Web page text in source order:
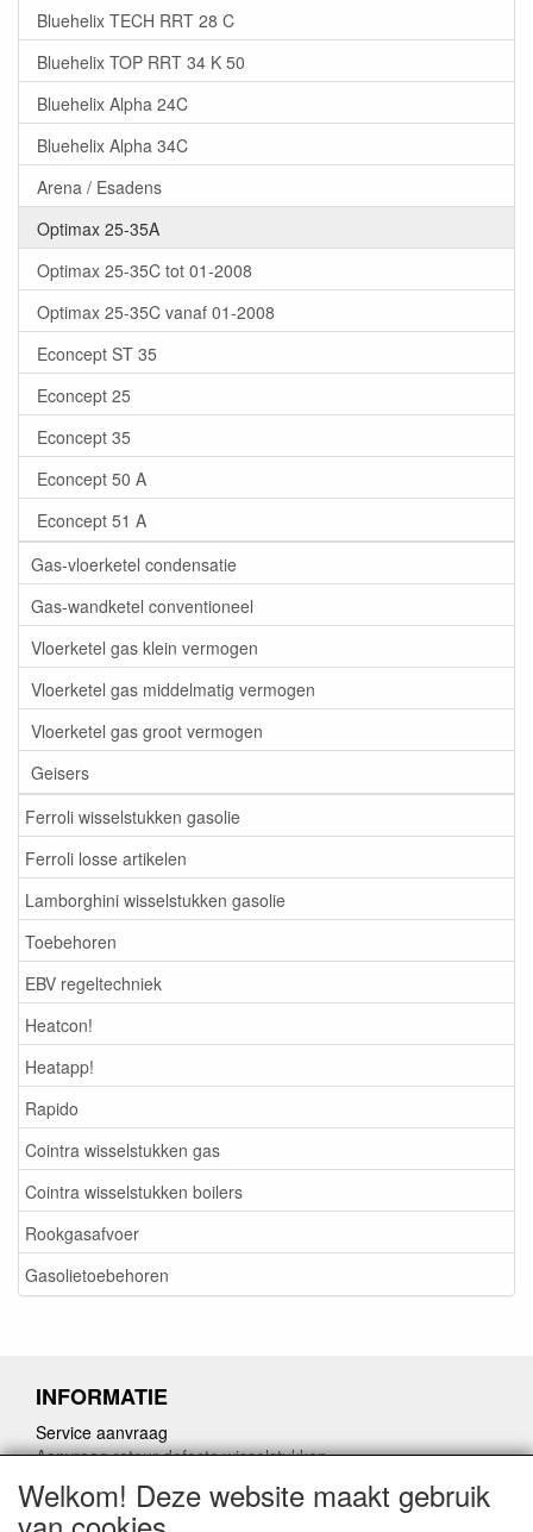
Bluehelix TECH RRT 28 C
Bluehelix TOP RRT 34 K 50
Bluehelix Alpha 24C
Bluehelix Alpha 34C
Arena / Esadens
Optimax 25-35A
Optimax 25-35C tot 01-2008
Optimax 25-35C vanaf 01-2008
Econcept ST 35
Econcept 25
Econcept 35
Econcept 50 A
Econcept 51 A
Gas-vloerketel condensatie
Gas-wandketel conventioneel
Vloerketel gas klein vermogen
Vloerketel gas middelmatig vermogen
Vloerketel gas groot vermogen
Geisers
Ferroli wisselstukken gasolie
Ferroli losse artikelen
Lamborghini wisselstukken gasolie
Toebehoren
EBV regeltechniek
Heatcon!
Heatapp!
Rapido
Cointra wisselstukken gas
Cointra wisselstukken boilers
Rookgasafvoer
Gasolietoebehoren
INFORMATIE
Service aanvraag
Aanvraag retour defecte wisselstukken
Herroepingslink aanvragen
Welkom! Deze website maakt gebruik